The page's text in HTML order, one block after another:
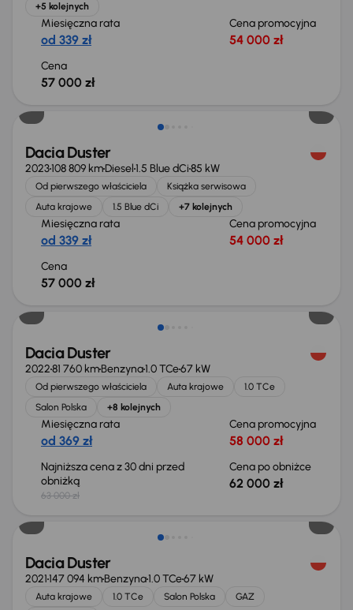
+5 kolejnych
Miesięczna rata
od 339 zł
Cena promocyjna
54 000 zł
Cena
57 000 zł
Możliwość odliczenia VAT
Dacia Duster
2023108 809 kmDiesel1.5 Blue dCi85 kW
Od pierwszego właściciela
Książka serwisowa
Auta krajowe
1.5 Blue dCi +7 kolejnych
Miesięczna rata
od 339 zł
Cena promocyjna
54 000 zł
Cena
57 000 zł
Taniej o 1 000 zł
Dacia Duster
202281 760 kmBenzyna1.0 TCe67 kW
Od pierwszego właściciela Auta krajowe
1.0 TCe
Salon Polska
+8 kolejnych
Miesięczna rata
od 369 zł
Cena promocyjna
58 000 zł
Najniższa cena z 30 dni przed
obniżką
63 000 zł
Cena po obniżce
62 000 zł
Możliwość odliczenia VAT
Dacia Duster
2021147 094 kmBenzyna1.0 TCe67 kW
Auta krajowe 1.0 TCe Salon Polska GAZ